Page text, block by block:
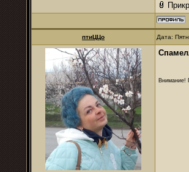
птиЦЦо Дата:
Внимание!